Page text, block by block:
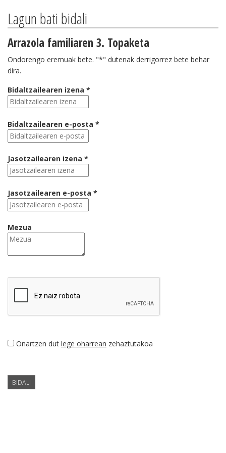
Lagun bati bidali
Arrazola familiaren 3. Topaketa
Ondorengo eremuak bete. "*" dutenak derrigorrez bete behar
dira.
Bidaltzailearen izena *
Bidaltzailearen e-posta *
Jasotzailearen izena *
Jasotzailearen e-posta *
Mezua
Onartzen dut lege oharrean zehaztutakoa
BIDALI